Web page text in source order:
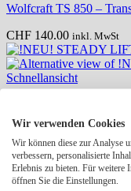
Wolfcraft TS 850 –
CHF 140.00 inkl. MwSt
Schnellansicht
!NEU! STEADY
CHF13.50 inkl. MwSt
Wir verwenden Cookies
Wir können diese zur Analyse
verbessern, personalisierte
Erlebnis zu bieten. Für weitere
öffnen Sie die Einstellungen.